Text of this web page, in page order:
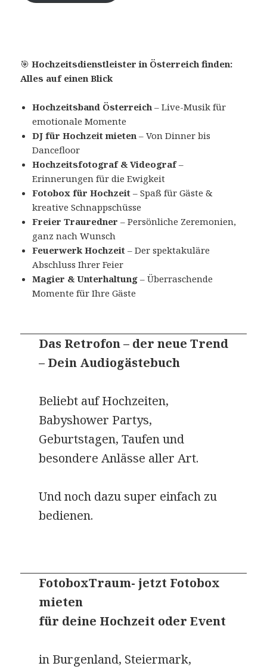
🎯Hochzeitsdienstleister in Österreich finden:
Alles auf einen Blick
Hochzeitsband Österreich – Live-Musik für
emotionale Momente
DJ für Hochzeit mieten – Von Dinner bis
Dancefloor
Hochzeitsfotograf & Videograf–
Erinnerungen für die Ewigkeit
Fotobox für Hochzeit – Spaß für Gäste &
kreative Schnappschüsse
Freier Trauredner – Persönliche Zeremonien,
ganz nach Wunsch
Feuerwerk Hochzeit – Der spektakuläre
Abschluss Ihrer Feier
Magier & Unterhaltung – Überraschende
Momente für Ihre Gäste
Das Retrofon – der neue Trend
– Dein Audiogästebuch
Beliebt auf Hochzeiten,
Babyshower Partys,
Geburtstagen, Taufen und
besondere Anlässe aller Art.
Und noch dazu super einfach zu
bedienen.
FotoboxTraum- jetzt Fotobox
mieten
für deine Hochzeit oder Event
in Burgenland, Steiermark,